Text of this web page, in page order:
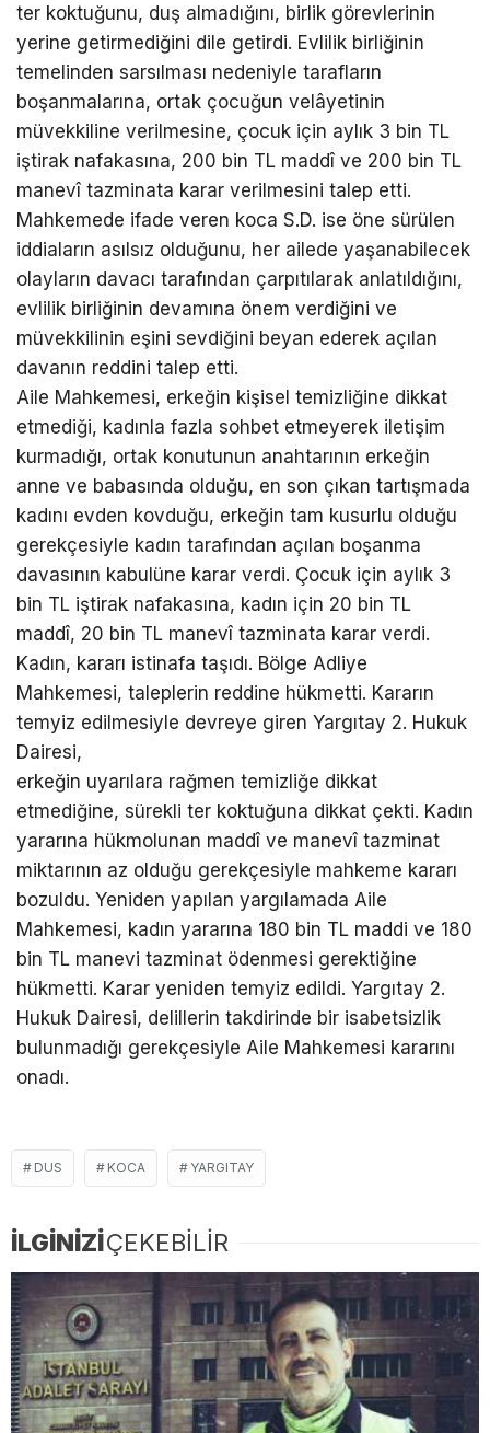
ter koktuğunu, duş almadığını, birlik görevlerinin
yerine getirmediğini dile getirdi. Evlilik birliğinin
temelinden sarsılması nedeniyle tarafların
boşanmalarına, ortak çocuğun velâyetinin
müvekkiline verilmesine, çocuk için aylık 3 bin TL
iştirak nafakasına, 200 bin TL maddî ve 200 bin TL
manevî tazminata karar verilmesini talep etti.
Mahkemede ifade veren koca S.D. ise öne sürülen
iddiaların asılsız olduğunu, her ailede yaşanabilecek
olayların davacı tarafından çarpıtılarak anlatıldığını,
evlilik birliğinin devamına önem verdiğini ve
müvekkilinin eşini sevdiğini beyan ederek açılan
davanın reddini talep etti.
Aile Mahkemesi, erkeğin kişisel temizliğine dikkat
etmediği, kadınla fazla sohbet etmeyerek iletişim
kurmadığı, ortak konutunun anahtarının erkeğin
anne ve babasında olduğu, en son çıkan tartışmada
kadını evden kovduğu, erkeğin tam kusurlu olduğu
gerekçesiyle kadın tarafından açılan boşanma
davasının kabulüne karar verdi. Çocuk için aylık 3
bin TL iştirak nafakasına, kadın için 20 bin TL
maddî, 20 bin TL manevî tazminata karar verdi.
Kadın, kararı istinafa taşıdı. Bölge Adliye
Mahkemesi, taleplerin reddine hükmetti. Kararın
temyiz edilmesiyle devreye giren Yargıtay 2. Hukuk
Dairesi,
erkeğin uyarılara rağmen temizliğe dikkat
etmediğine, sürekli ter koktuğuna dikkat çekti. Kadın
yararına hükmolunan maddî ve manevî tazminat
miktarının az olduğu gerekçesiyle mahkeme kararı
bozuldu. Yeniden yapılan yargılamada Aile
Mahkemesi, kadın yararına 180 bin TL maddi ve 180
bin TL manevi tazminat ödenmesi gerektiğine
hükmetti. Karar yeniden temyiz edildi. Yargıtay 2.
Hukuk Dairesi, delillerin takdirinde bir isabetsizlik
bulunmadığı gerekçesiyle Aile Mahkemesi kararını
onadı.
DUS KOCA YARGITAY
İLGİNİZİÇEKEBİLİR